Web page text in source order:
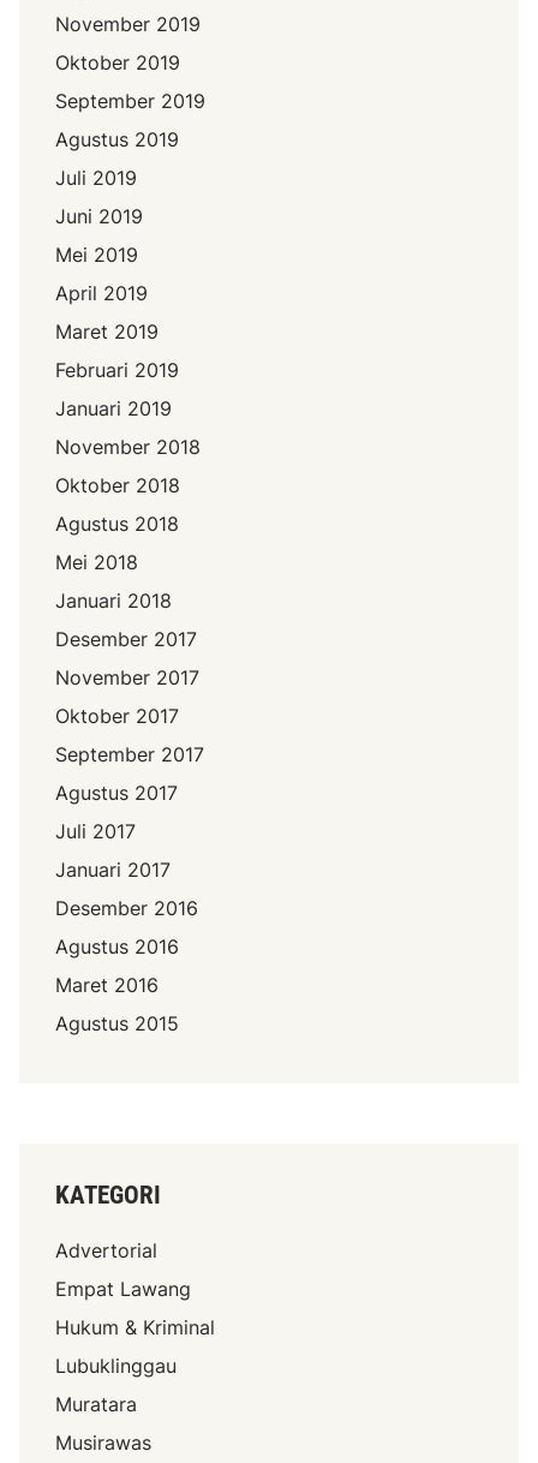
November 2019
Oktober 2019
September 2019
Agustus 2019
Juli 2019
Juni 2019
Mei 2019
April 2019
Maret 2019
Februari 2019
Januari 2019
November 2018
Oktober 2018
Agustus 2018
Mei 2018
Januari 2018
Desember 2017
November 2017
Oktober 2017
September 2017
Agustus 2017
Juli 2017
Januari 2017
Desember 2016
Agustus 2016
Maret 2016
Agustus 2015
KATEGORI
Advertorial
Empat Lawang
Hukum & Kriminal
Lubuklinggau
Muratara
Musirawas